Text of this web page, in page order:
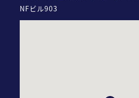
NFビル903